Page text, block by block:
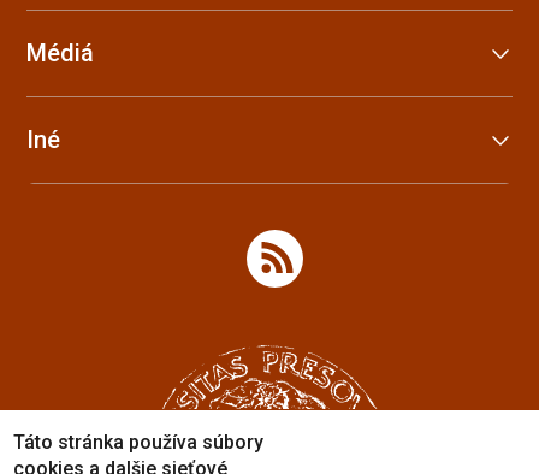
Médiá
Iné
Táto stránka používa súbory
cookies a dalšie sieťové